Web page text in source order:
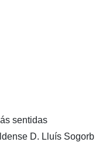
sentidas
D. Lluís Sogorb